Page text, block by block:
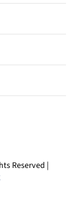
Reserved |